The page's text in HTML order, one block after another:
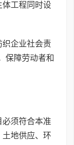
体工程同时设
企业社会责
保障劳动者和
须符合本准
地供应、环